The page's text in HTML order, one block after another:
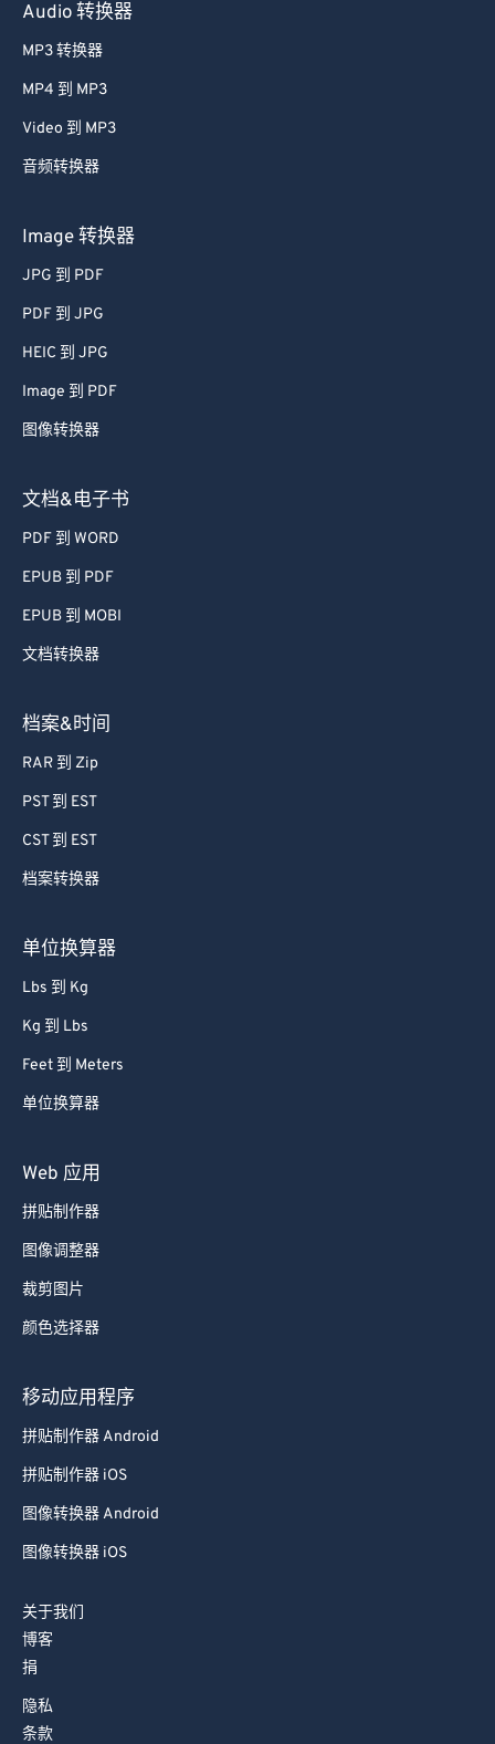
Audio 转换器
MP3 转换器
MP4 到 MP3
Video 到 MP3
音频转换器
Image 转换器
JPG 到 PDF
PDF 到 JPG
HEIC 到 JPG
Image 到 PDF
图像转换器
文档&电子书
PDF 到 WORD
EPUB 到 PDF
EPUB 到 MOBI
文档转换器
档案&时间
RAR 到 Zip
PST 到 EST
CST 到 EST
档案转换器
单位换算器
Lbs 到 Kg
Kg 到 Lbs
Feet 到 Meters
单位换算器
Web 应用
拼贴制作器
图像调整器
裁剪图片
颜色选择器
移动应用程序
拼贴制作器 Android
拼贴制作器 iOS
图像转换器 Android
图像转换器 iOS
关于我们
博客
捐
隐私
条款